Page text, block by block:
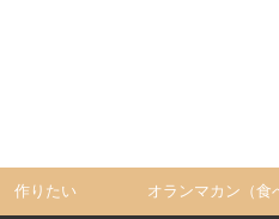
作りたい オランマカン（食